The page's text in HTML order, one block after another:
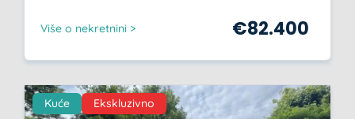
Više o nekretnini > €82.400
Kuće Ekskluzivno